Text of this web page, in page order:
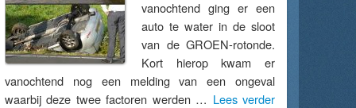
vanochtend ging er een
auto te water in de sloot
van de GROEN-rotonde.
Kort hierop kwam er
vanochtend nog een melding van een ongeval
waarbij deze twee factoren werden … Lees verder